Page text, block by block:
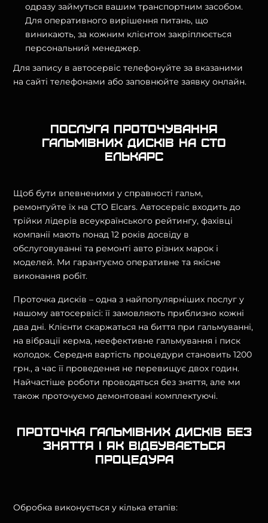
одразу займуться вашим транспортним засобом.
Для оперативного вирішення питань, що
виникають, за кожним клієнтом закріплюється
персональний менеджер.
Для запису в автосервіс телефонуйте за вказаними
на сайті телефонами або заповнюйте заявку онлайн.
Послуга проточування
гальмівних дисків на СТО
Елькарс
Щоб бути впевненими у справності гальм,
ремонтуйте їх на СТО Elcars. Автосервіс входить до
трійки лідерів всеукраїнського рейтингу, фахівці
компанії мають понад 12 років досвіду в
обслуговуванні та ремонті авто різних марок і
моделей. Ми гарантуємо оперативне та якісне
виконання робіт.
Проточка дисків – одна з найпопулярніших послуг у
нашому автосервісі: її замовляють приблизно кожні
два дні. Клієнти скаржаться на биття при гальмуванні,
на вібрації керма, неефективне гальмування і писк
колодок. Середня вартість процедури становить 1200
грн., а час її проведення не перевищує двох годин.
Найчастіше роботи проводяться без зняття, але ми
також проточуємо демонтовані комплектуючі.
Проточка гальмівних дисків без
зняття і як відбувається
процедура
Обробка виконується у кілька етапів: